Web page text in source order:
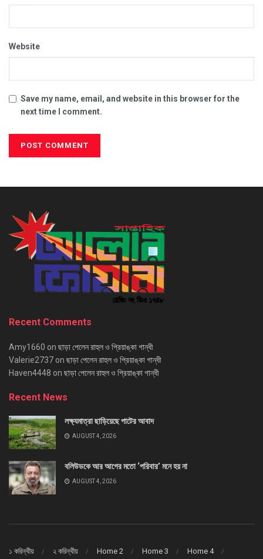
Website
Save my name, email, and website in this browser for the
next time I comment.
Recent Comments
Amy1660 on ছাড়া পেলেন রাহুল ও প্রিয়াঙ্কা গান্ধী
Valerie2737 on ছাড়া পেলেন রাহুল ও প্রিয়াঙ্কা গান্ধী
Haven4448 on ছাড়া পেলেন রাহুল ও প্রিয়াঙ্কা গান্ধী
Recent News
লক্ষ্যমাত্রা ছাড়িয়েছে পাটের আবাদ
AUGUST 4, 2026
বলিউডকে আর আগের মতো ‘পরিবার’ মনে হয় না
AUGUST 4, 2026
১ করিন্থীয় ২ করিন্থীয় Home 2 Home 3
Home 4